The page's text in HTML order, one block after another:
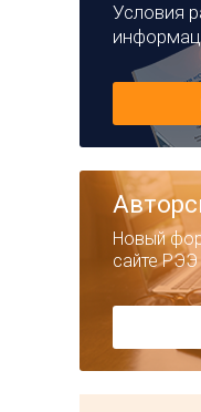
Условия
Новый
сайте РЭЭ